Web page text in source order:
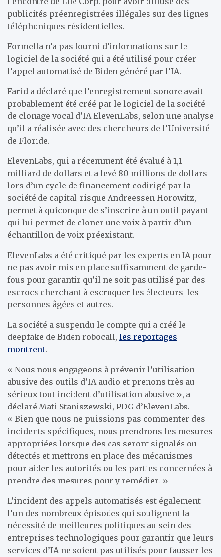
publicités préenregistrées illégales sur des lignes
téléphoniques résidentielles.
Formella n’a pas fourni d’informations sur le
logiciel de la société qui a été utilisé pour créer
l’appel automatisé de Biden généré par l’IA.
Farid a déclaré que l’enregistrement sonore avait
probablement été créé par le logiciel de la société
de clonage vocal d’IA ElevenLabs, selon une analyse
qu’il a réalisée avec des chercheurs de l’Université
de Floride.
ElevenLabs, qui a récemment été évalué à 1,1
milliard de dollars et a levé 80 millions de dollars
lors d’un cycle de financement codirigé par la
société de capital-risque Andreessen Horowitz,
permet à quiconque de s’inscrire à un outil payant
qui lui permet de cloner une voix à partir d’un
échantillon de voix préexistant.
ElevenLabs a été critiqué par les experts en IA pour
ne pas avoir mis en place suffisamment de garde-
fous pour garantir qu’il ne soit pas utilisé par des
escrocs cherchant à escroquer les électeurs, les
personnes âgées et autres.
La société a suspendu le compte qui a créé le
deepfake de Biden robocall, les reportages
montrent.
« Nous nous engageons à prévenir l’utilisation
abusive des outils d’IA audio et prenons très au
sérieux tout incident d’utilisation abusive », a
déclaré Mati Staniszewski, PDG d’ElevenLabs.
« Bien que nous ne puissions pas commenter des
incidents spécifiques, nous prendrons les mesures
appropriées lorsque des cas seront signalés ou
détectés et mettrons en place des mécanismes
pour aider les autorités ou les parties concernées à
prendre des mesures pour y remédier. »
L’incident des appels automatisés est également
l’un des nombreux épisodes qui soulignent la
nécessité de meilleures politiques au sein des
entreprises technologiques pour garantir que leurs
services d’IA ne soient pas utilisés pour fausser les